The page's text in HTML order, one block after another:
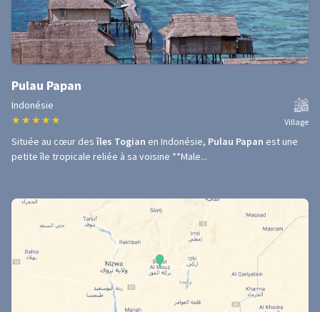
Pulau Papan
Indonésie
★ ★ ★ ★ ★ Village
Située au cœur desîles Togian en Indonésie, Pulau Papan est une
petite île tropicale reliée à sa voisine **Male...